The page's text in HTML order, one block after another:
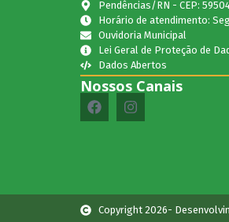
Pendências/RN - CEP:
Horário de atendimento:
Ouvidoria Municipal
Lei Geral de Proteção de
Dados Abertos
Nossos Canais
Copyright 2026-